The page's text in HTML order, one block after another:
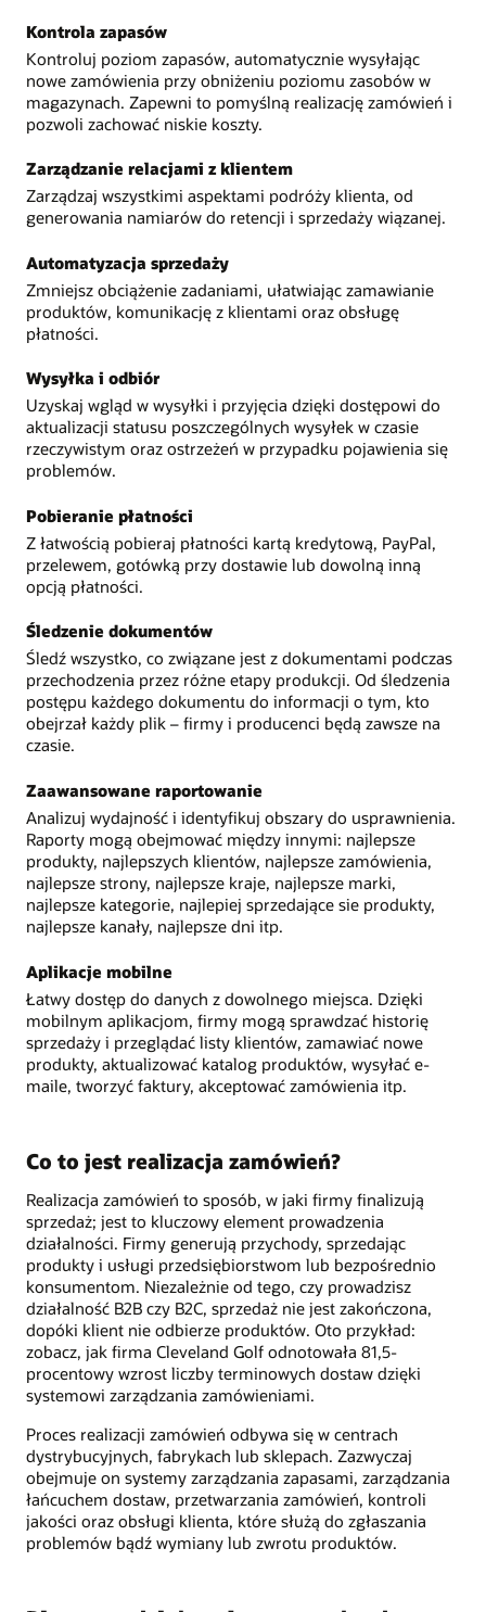
Kontrola zapasów
Kontroluj poziom zapasów, automatycznie wysyłając
nowe zamówienia przy obniżeniu poziomu zasobów w
magazynach. Zapewni to pomyślną realizację zamówień i
pozwoli zachować niskie koszty.
Zarządzanie relacjami z klientem
Zarządzaj wszystkimi aspektami podróży klienta, od
generowania namiarów do retencji i sprzedaży wiązanej.
Automatyzacja sprzedaży
Zmniejsz obciążenie zadaniami, ułatwiając zamawianie
produktów, komunikację z klientami oraz obsługę
płatności.
Wysyłka i odbiór
Uzyskaj wgląd w wysyłki i przyjęcia dzięki dostępowi do
aktualizacji statusu poszczególnych wysyłek w czasie
rzeczywistym oraz ostrzeżeń w przypadku pojawienia się
problemów.
Pobieranie płatności
Z łatwością pobieraj płatności kartą kredytową, PayPal,
przelewem, gotówką przy dostawie lub dowolną inną
opcją płatności.
Śledzenie dokumentów
Śledź wszystko, co związane jest z dokumentami podczas
przechodzenia przez różne etapy produkcji. Od śledzenia
postępu każdego dokumentu do informacji o tym, kto
obejrzał każdy plik – firmy i producenci będą zawsze na
czasie.
Zaawansowane raportowanie
Analizuj wydajność i identyfikuj obszary do usprawnienia.
Raporty mogą obejmować między innymi: najlepsze
produkty, najlepszych klientów, najlepsze zamówienia,
najlepsze strony, najlepsze kraje, najlepsze marki,
najlepsze kategorie, najlepiej sprzedające sie produkty,
najlepsze kanały, najlepsze dni itp.
Aplikacje mobilne
Łatwy dostęp do danych z dowolnego miejsca. Dzięki
mobilnym aplikacjom, firmy mogą sprawdzać historię
sprzedaży i przeglądać listy klientów, zamawiać nowe
produkty, aktualizować katalog produktów, wysyłać e-
maile, tworzyć faktury, akceptować zamówienia itp.
Co to jest realizacja zamówień?
Realizacja zamówień to sposób, w jaki firmy finalizują
sprzedaż; jest to kluczowy element prowadzenia
działalności. Firmy generują przychody, sprzedając
produkty i usługi przedsiębiorstwom lub bezpośrednio
konsumentom. Niezależnie od tego, czy prowadzisz
działalność B2B czy B2C, sprzedaż nie jest zakończona,
dopóki klient nie odbierze produktów. Oto przykład:
zobacz, jak firma Cleveland Golf odnotowała 81,5-
procentowy wzrost liczby terminowych dostaw dzięki
systemowi zarządzania zamówieniami.
Proces realizacji zamówień odbywa się w centrach
dystrybucyjnych, fabrykach lub sklepach. Zazwyczaj
obejmuje on systemy zarządzania zapasami, zarządzania
łańcuchem dostaw, przetwarzania zamówień, kontroli
jakości oraz obsługi klienta, które służą do zgłaszania
problemów bądź wymiany lub zwrotu produktów.